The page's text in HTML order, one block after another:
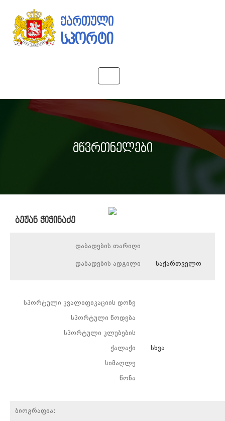
ქართული
სპორტი
navigation
მწვრთნელები
ბეჟან ჭიჭინაძე
დაბადების თარიღი
დაბადების ადგილი საქართველო
სპორტული კვალიფიკაციის დონე
სპორტული წოდება
სპორტული კლუბების
ქალაქი სხვა
სიმაღლე
წონა
ბიოგრაფია: